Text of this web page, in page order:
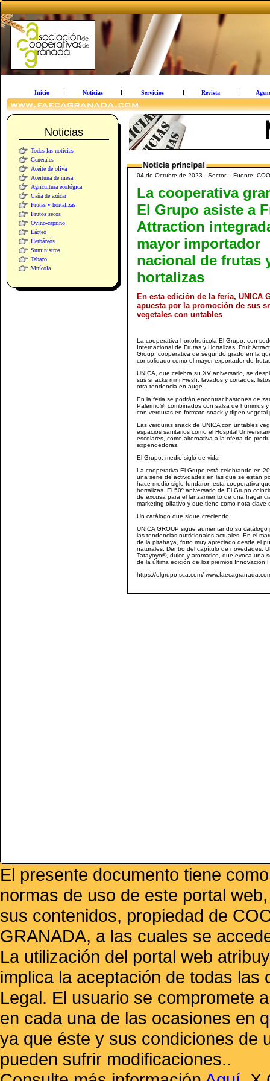
Inicio Noticias Servicios Revista
Noticias
Todas las noticias
Generales
Aceite de oliva
Aceituna de mesa
Agricultura ecológica
Caña de azúcar
Frutas y hortalizas
Frutos secos
Ovino-caprino
Lácteo
Herbáceos
Suministros
Tabaco
Vinícola
04 de Octubre de 2023 - Sector: - Fuente:
La cooperativa
El Grupo asiste a
Attraction
mayor importador
nacional de frutas
hortalizas
En esta edición de la feria, UNICA
apuesta por la promoción de sus
vegetales con untables
La cooperativa hortofrutícola El Grupo, con
Internacional de Frutas y Hortalizas, Fruit
Group, cooperativa de segundo grado en la
consolidado como el mayor exportador de
UNICA, que celebra su XV aniversario, se
sus snacks mini Fresh, lavados y cortados,
otra tendencia en auge.
En la feria se podrán encontrar bastones de
Palermo®, combinados con salsa de hummus
con verduras en formato snack y dipeo vegetal
Las verduras snack de UNICA con untables
espacios sanitarios como el Hospital
escolares, como alternativa a la oferta de
expendedoras.
El Grupo, medio siglo de vida
La cooperativa El Grupo está celebrando en
una serie de actividades en las que se están
hace medio siglo fundaron esta cooperativa
hortalizas. El 50º aniversario de El Grupo
de excusa para el lanzamiento de una
marketing olfativo y que tiene como nota
Un catálogo que sigue creciendo
UNICA GROUP sigue aumentando su
las tendencias nutricionales actuales. En el
de la pitahaya, fruto muy apreciado desde el
naturales. Dentro del capítulo de novedades,
Tatayoyo®, dulce y aromático, que evoca una
de la última edición de los premios Innovación
https://elgrupo-sca.com/
El presente documento tiene
normas de uso de este portal
sus contenidos, propiedad de
GRANADA, a las cuales se
La utilización del portal web
implica la aceptación de todas
Legal. El usuario se compromete
en cada una de las ocasiones en
ya que éste y sus condiciones de
pueden sufrir modificaciones..